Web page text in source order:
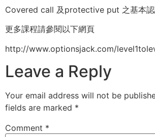
Covered call 及protective put 之基本
更多課程請參閱以下網頁
http://www.optionsjack.com/
Leave a Reply
Your email address will not be
fields are marked *
Comment *